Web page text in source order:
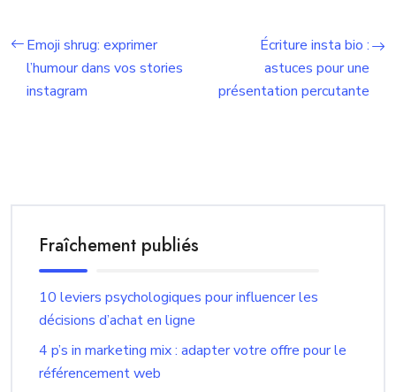
Emoji shrug: exprimer
l’humour dans vos stories
instagram
Écriture insta bio :
astuces pour une
présentation percutante
Fraîchement publiés
10 leviers psychologiques pour influencer les
décisions d’achat en ligne
4 p’s in marketing mix : adapter votre offre pour le
référencement web